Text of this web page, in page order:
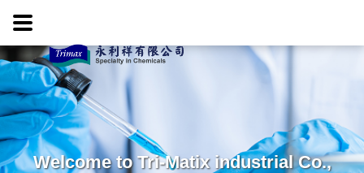
Welcome to Tri-Matix industrial Co.,